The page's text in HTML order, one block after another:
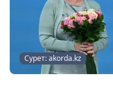
Сурет: akorda.kz